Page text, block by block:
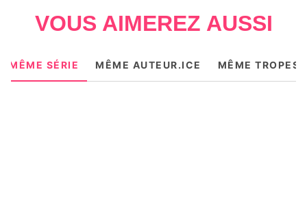
VOUS AIMEREZ AUSSI
MÊME SÉRIE MÊME AUTEUR.ICE MÊME TROPES